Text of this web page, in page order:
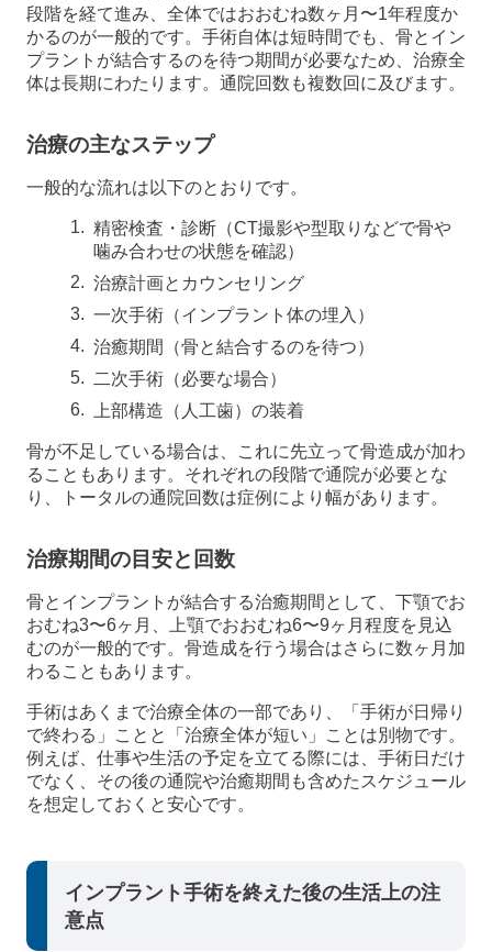
段階を経て進み、全体ではおおむね数ヶ月〜1年程度か
かるのが一般的です。手術自体は短時間でも、骨とイン
プラントが結合するのを待つ期間が必要なため、治療全
体は長期にわたります。通院回数も複数回に及びます。
治療の主なステップ
一般的な流れは以下のとおりです。
精密検査・診断（CT撮影や型取りなどで骨や
噛み合わせの状態を確認）
治療計画とカウンセリング
一次手術（インプラント体の埋入）
治癒期間（骨と結合するのを待つ）
二次手術（必要な場合）
上部構造（人工歯）の装着
骨が不足している場合は、これに先立って骨造成が加わ
ることもあります。それぞれの段階で通院が必要とな
り、トータルの通院回数は症例により幅があります。
治療期間の目安と回数
骨とインプラントが結合する治癒期間として、下顎でお
おむね3〜6ヶ月、上顎でおおむね6〜9ヶ月程度を見込
むのが一般的です。骨造成を行う場合はさらに数ヶ月加
わることもあります。
手術はあくまで治療全体の一部であり、「手術が日帰り
で終わる」ことと「治療全体が短い」ことは別物です。
例えば、仕事や生活の予定を立てる際には、手術日だけ
でなく、その後の通院や治癒期間も含めたスケジュール
を想定しておくと安心です。
インプラント手術を終えた後の生活上の注
意点